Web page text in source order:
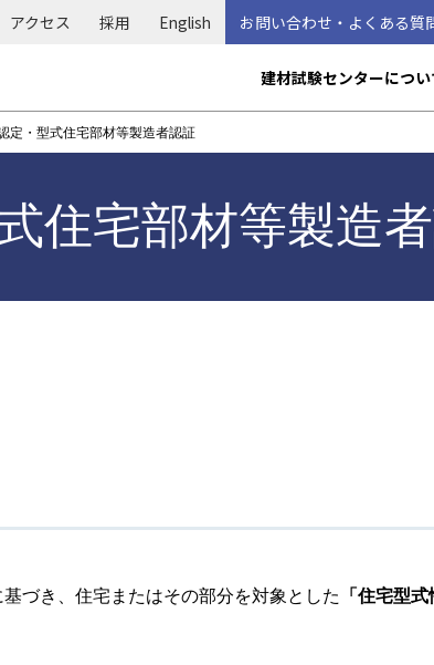
アクセス 採用 English お問い合わせ・よくある質
メ
イ
ビ
ゲ
建材試験センターについ
定・型式住宅部材等製造者認証
住宅部材等製造
づき、住宅またはその部分を対象とした 「住宅型